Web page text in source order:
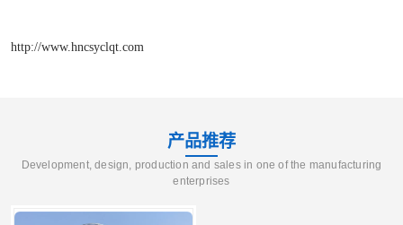
http://www.hncsyclqt.com
产品推荐
Development, design, production and sales in one of the manufacturing
enterprises